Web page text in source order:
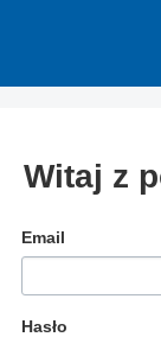
Witaj z
Email
Hasło